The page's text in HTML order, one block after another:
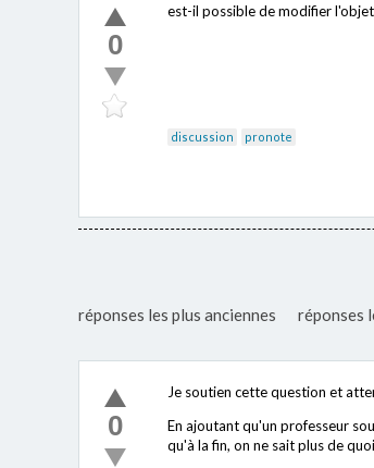
0
est-il possible de modifier
discussion pronote
réponses les plus anciennes réponses
0
Je soutien cette question et
En ajoutant qu'un professeur
qu'à la fin, on ne sait plus de